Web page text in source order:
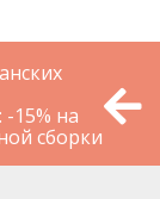
15% на
сборки